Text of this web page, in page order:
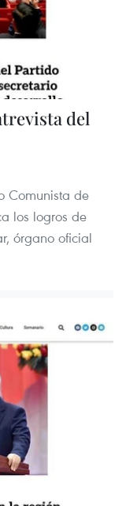
del
Comunista de
los logros de
órgano oficial